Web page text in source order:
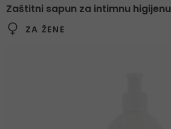
Zaštitni sapun za intimnu higijenu
ZA ŽENE